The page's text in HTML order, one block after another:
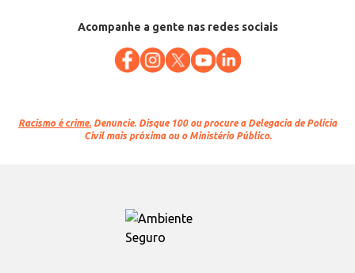
Acompanhe a gente nas redes sociais
Racismo é crime. Denuncie. Disque 100 ou procure a Delegacia de Polícia
Civil mais próxima ou o Ministério Público.